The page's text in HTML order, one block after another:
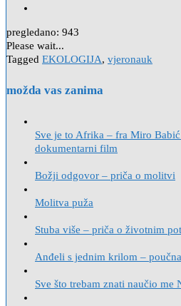
pregledano: 943
Please wait...
Tagged EKOLOGIJA, vjeronauk
možda vas zanima
Sve je to Afrika – fra Miro
dokumentarni film
Božji odgovor – priča o molitvi
Molitva puža
Stuba više – priča o životnim
Anđeli s jednim krilom –
Sve što trebam znati naučio me